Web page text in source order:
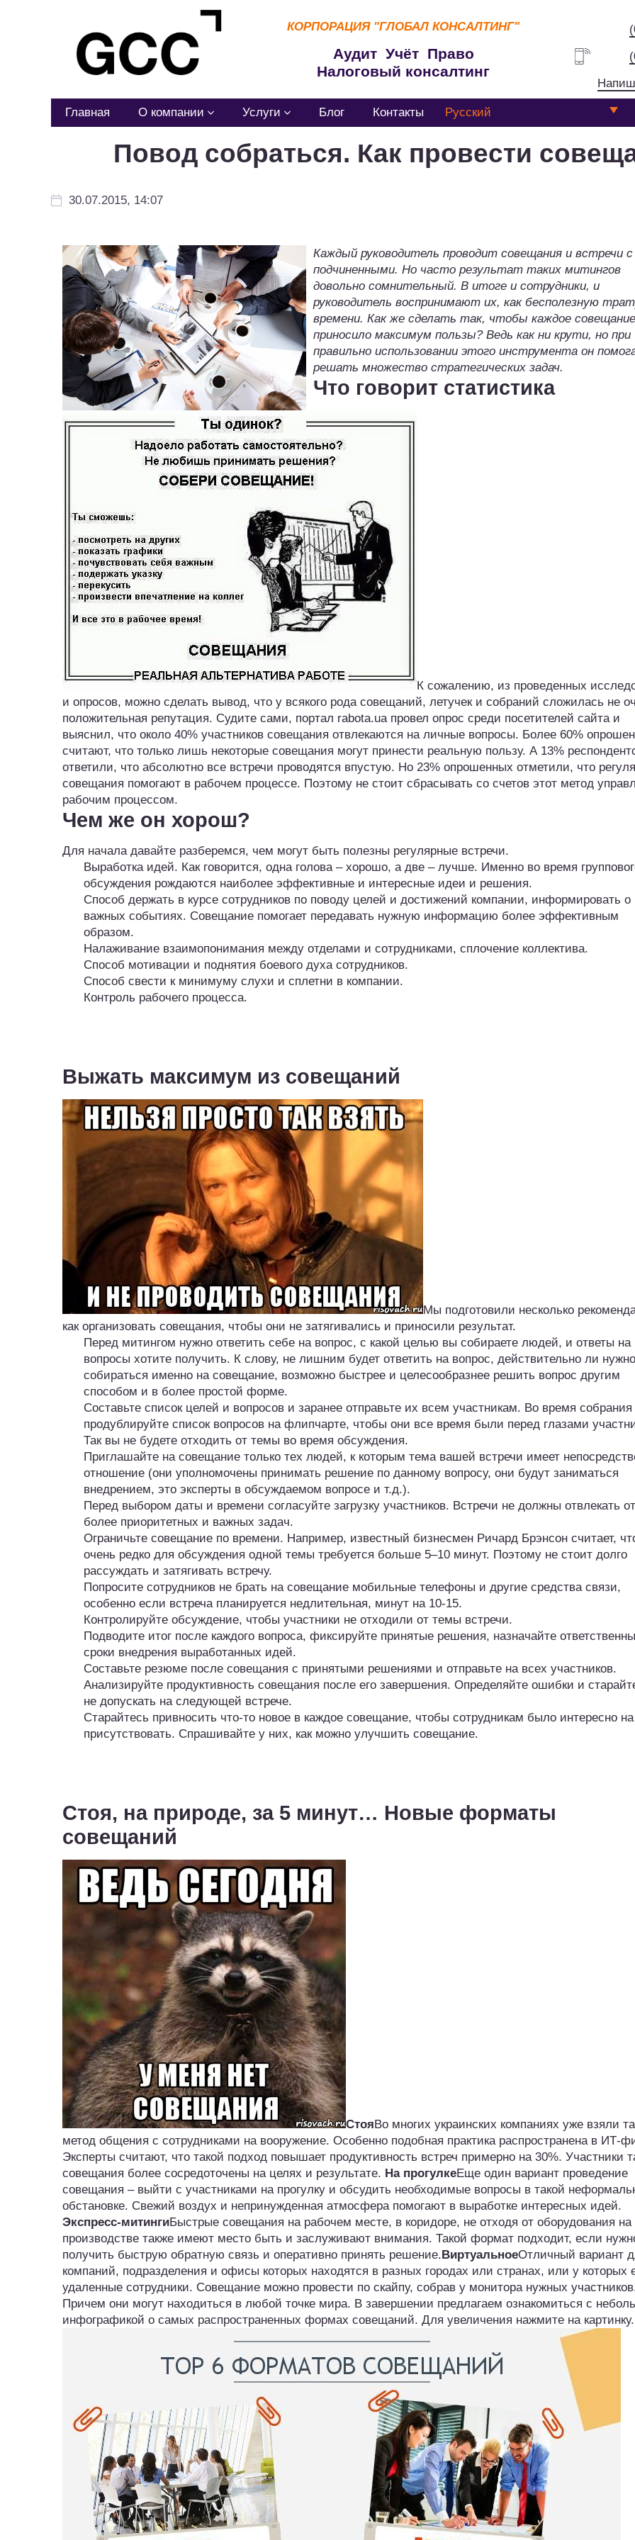
КОРПОРАЦИЯ "ГЛОБАЛ КОНСАЛТИНГ"
Аудит Учёт Право
Налоговый консалтинг
Главная О компании Услуги Блог Контакты Русский
Повод собраться. Как провести
30.07.2015, 14:07
Каждый руководитель проводит совещания и встречи с
подчиненными. Но часто результат таких митингов
довольно сомнительный. В итоге и сотрудники, и
руководитель воспринимают их, как бесполезную
времени. Как же сделать так, чтобы каждое совещание
приносило максимум пользы? Ведь как ни крути, но при
правильно использовании этого инструмента он
решать множество стратегических задач.
Что говорит статистика
К сожалению, из проведенных
и опросов, можно сделать вывод, что у всякого рода совещаний, летучек и собраний сложилась не
положительная репутация. Судите сами, портал rabota.ua провел опрос среди посетителей сайта и
выяснил, что около 40% участников совещания отвлекаются на личные вопросы. Более 60%
считают, что только лишь некоторые совещания могут принести реальную пользу. А 13%
ответили, что абсолютно все встречи проводятся впустую. Но 23% опрошенных отметили, что
совещания помогают в рабочем процессе. Поэтому не стоит сбрасывать со счетов этот метод
рабочим процессом.
Чем же он хорош?
Для начала давайте разберемся, чем могут быть полезны регулярные встречи.
Выработка идей. Как говорится, одна голова – хорошо, а две – лучше. Именно во время
обсуждения рождаются наиболее эффективные и интересные идеи и решения.
Способ держать в курсе сотрудников по поводу целей и достижений компании, информировать о
важных событиях. Совещание помогает передавать нужную информацию более эффективным
образом.
Налаживание взаимопонимания между отделами и сотрудниками, сплочение коллектива.
Способ мотивации и поднятия боевого духа сотрудников.
Способ свести к минимуму слухи и сплетни в компании.
Контроль рабочего процесса.
Выжать максимум из совещаний
Мы подготовили несколько
как организовать совещания, чтобы они не затягивались и приносили результат.
Перед митингом нужно ответить себе на вопрос, с какой целью вы собираете людей, и ответы на
вопросы хотите получить. К слову, не лишним будет ответить на вопрос, действительно ли нужно
собираться именно на совещание, возможно быстрее и целесообразнее решить вопрос другим
способом и в более простой форме.
Составьте список целей и вопросов и заранее отправьте их всем участникам. Во время собрания
продублируйте список вопросов на флипчарте, чтобы они все время были перед глазами
Так вы не будете отходить от темы во время обсуждения.
Приглашайте на совещание только тех людей, к которым тема вашей встречи имеет
отношение (они уполномочены принимать решение по данному вопросу, они будут заниматься
внедрением, это эксперты в обсуждаемом вопросе и т.д.).
Перед выбором даты и времени согласуйте загрузку участников. Встречи не должны отвлекать от
более приоритетных и важных задач.
Ограничьте совещание по времени. Например, известный бизнесмен Ричард Брэнсон считает,
очень редко для обсуждения одной темы требуется больше 5–10 минут. Поэтому не стоит долго
рассуждать и затягивать встречу.
Попросите сотрудников не брать на совещание мобильные телефоны и другие средства связи,
особенно если встреча планируется недлительная, минут на 10-15.
Контролируйте обсуждение, чтобы участники не отходили от темы встречи.
Подводите итог после каждого вопроса, фиксируйте принятые решения, назначайте
сроки внедрения выработанных идей.
Составьте резюме после совещания с принятыми решениями и отправьте на всех участников.
Анализируйте продуктивность совещания после его завершения. Определяйте ошибки и
не допускать на следующей встрече.
Старайтесь привносить что-то новое в каждое совещание, чтобы сотрудникам было интересно
присутствовать. Спрашивайте у них, как можно улучшить совещание.
Стоя, на природе, за 5 минут… Новые форматы
совещаний
СтояВо многих украинских компаниях уже взяли
метод общения с сотрудниками на вооружение. Особенно подобная практика распространена в ИТ-
Эксперты считают, что такой подход повышает продуктивность встреч примерно на 30%. Участники
совещания более сосредоточены на целях и результате. На прогулкеЕще один вариант проведение
совещания – выйти с участниками на прогулку и обсудить необходимые вопросы в такой
обстановке. Свежий воздух и непринужденная атмосфера помогают в выработке интересных идей.
Экспресс-митингиБыстрые совещания на рабочем месте, в коридоре, не отходя от оборудования на
производстве также имеют место быть и заслуживают внимания. Такой формат подходит, если
получить быструю обратную связь и оперативно принять решение.ВиртуальноеОтличный вариант
компаний, подразделения и офисы которых находятся в разных городах или странах, или у которых
удаленные сотрудники. Совещание можно провести по скайпу, собрав у монитора нужных
Причем они могут находиться в любой точке мира. В завершении предлагаем ознакомиться с
инфографикой о самых распространенных формах совещаний. Для увеличения нажмите на картинку.